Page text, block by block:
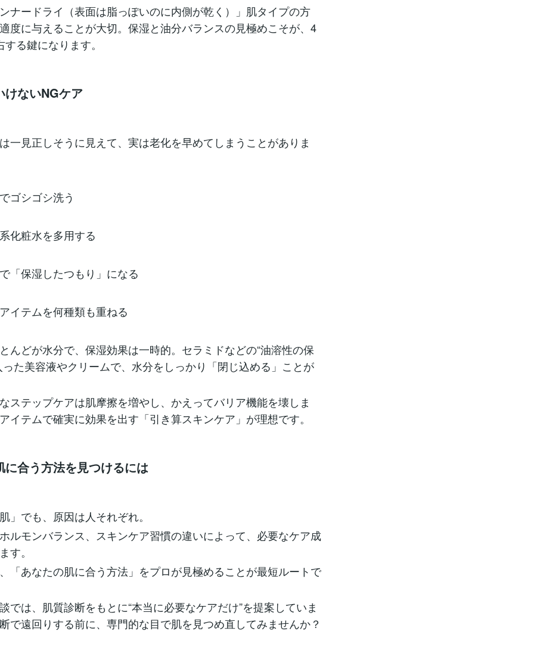
ナードライ（表面は脂っぽいのに内側が乾く）」肌タイプの方
度に与えることが大切。保湿と油分バランスの見極めこそが、4
る鍵になります。
けないNGケア
一見正しそうに見えて、実は老化を早めてしまうことがありま
ゴシゴシ洗う
化粧水を多用する
「保湿したつもり」になる
イテムを何種類も重ねる
んどが水分で、保湿効果は一時的。セラミドなどの“油溶性の保
った美容液やクリームで、水分をしっかり「閉じ込める」ことが
ステップケアは肌摩擦を増やし、かえってバリア機能を壊しま
イテムで確実に効果を出す「引き算スキンケア」が理想です。
に合う方法を見つけるには
」でも、原因は人それぞれ。
ルモンバランス、スキンケア習慣の違いによって、必要なケア成
す。
「あなたの肌に合う方法」をプロが見極めることが最短ルートで
では、肌質診断をもとに“本当に必要なケアだけ”を提案していま
で遠回りする前に、専門的な目で肌を見つめ直してみませんか？